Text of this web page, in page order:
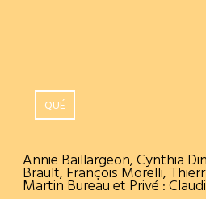
QUÉ
Annie Baillargeon, Cynthia
Brault, François Morelli,
Martin Bureau et Privé :